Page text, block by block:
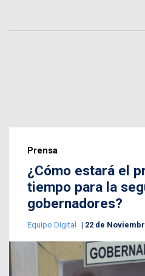
Prensa
¿Cómo estará el
tiempo para la
gobernadores?
Equipo Digital 22 de